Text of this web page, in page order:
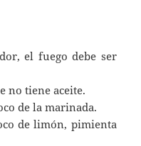
el fuego debe ser
no tiene aceite.
de la marinada.
de limón, pimienta